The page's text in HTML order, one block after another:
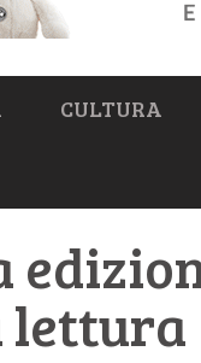
CULTURA
lettura